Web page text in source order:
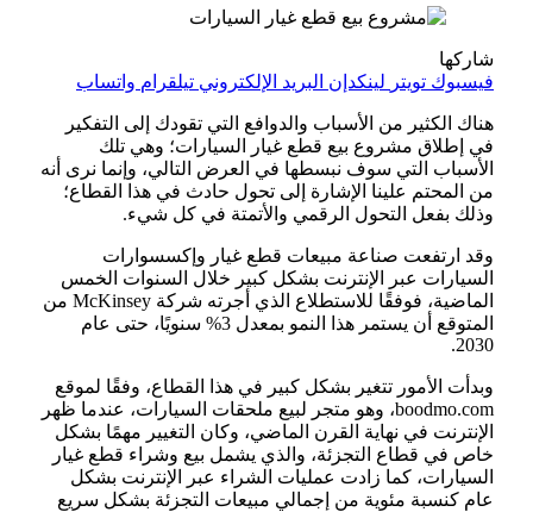
شاركها
فيسبوك تويتر لينكدإن البريد الإلكتروني تيلقرام واتساب
هناك الكثير من الأسباب والدوافع التي تقودك إلى التفكير
في إطلاق مشروع بيع قطع غيار السيارات؛ وهي تلك
الأسباب التي سوف نبسطها في العرض التالي، وإنما نرى أنه
من المحتم علينا الإشارة إلى تحول حادث في هذا القطاع؛
وذلك بفعل التحول الرقمي والأتمتة في كل شيء.
وقد ارتفعت صناعة مبيعات قطع غيار وإكسسوارات
السيارات عبر الإنترنت بشكل كبير خلال السنوات الخمس
الماضية، فوفقًا للاستطلاع الذي أجرته شركة McKinsey من
المتوقع أن يستمر هذا النمو بمعدل 3% سنويًا، حتى عام
2030.
وبدأت الأمور تتغير بشكل كبير في هذا القطاع، وفقًا لموقع
boodmo.com، وهو متجر لبيع ملحقات السيارات، عندما ظهر
الإنترنت في نهاية القرن الماضي، وكان التغيير مهمًا بشكل
خاص في قطاع التجزئة، والذي يشمل بيع وشراء قطع غيار
السيارات، كما زادت عمليات الشراء عبر الإنترنت بشكل
عام كنسبة مئوية من إجمالي مبيعات التجزئة بشكل سريع